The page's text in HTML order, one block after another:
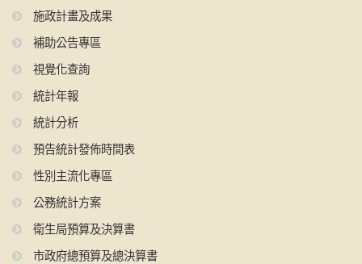
施政計畫及成果
補助公告專區
視覺化查詢
統計年報
統計分析
預告統計發佈時間表
性別主流化專區
公務統計方案
衛生局預算及決算書
市政府總預算及總決算書